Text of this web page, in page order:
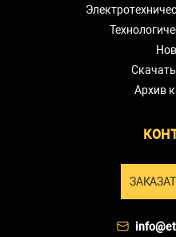
Архив